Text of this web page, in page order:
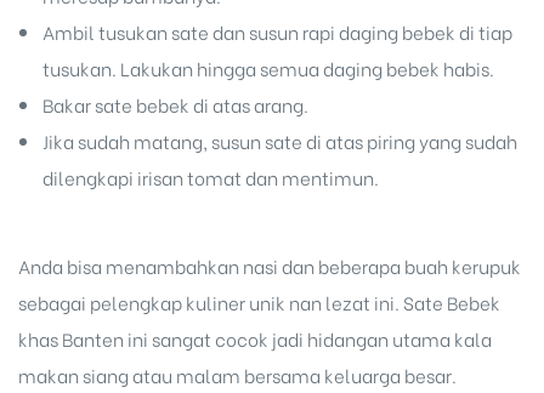
Ambil tusukan sate dan susun rapi daging bebek di tiap
tusukan. Lakukan hingga semua daging bebek habis.
Bakar sate bebek di atas arang.
Jika sudah matang, susun sate di atas piring yang sudah
dilengkapi irisan tomat dan mentimun.
Anda bisa menambahkan nasi dan beberapa buah kerupuk
sebagai pelengkap kuliner unik nan lezat ini. Sate Bebek
khas Banten ini sangat cocok jadi hidangan utama kala
makan siang atau malam bersama keluarga besar.